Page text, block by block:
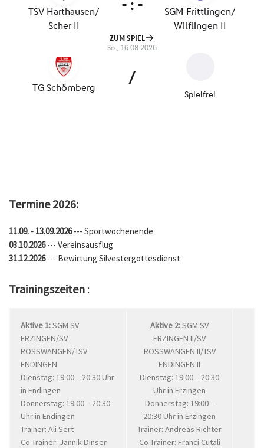
Termine 2026:
11.09. - 13.09.2026--- Sportwochenende
03.10.2026--- Vereinsausflug
31.12.2026--- Bewirtung Silvestergottesdienst
Trainingszeiten :
Aktive 1:SGM SV
ERZINGEN/SV
ROSSWANGEN/TSV
ENDINGEN
Dienstag: 19:00 – 20:30 Uhr
in Endingen
Donnerstag: 19:00 – 20:30
Uhr in Endingen
Trainer: Ali Sert
Co-Trainer: Jannik Dinser
Aktive 2:SGM SV
ERZINGEN II/SV
ROSSWANGEN II/TSV
ENDINGEN II
Dienstag: 19:00 – 20:30
Uhr in Erzingen
Donnerstag: 19:00 –
20:30 Uhr in Erzingen
Trainer: Andreas Richter
Co-Trainer: Franci Cutali